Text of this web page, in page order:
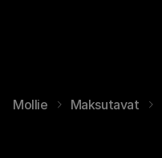
Mollie Maksutavat